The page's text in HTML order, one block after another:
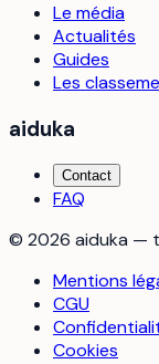
Le média
Actualités
Guides
Les
aiduka
Contact
FAQ
© 2026 aiduka —
Mentions
CGU
Cookies